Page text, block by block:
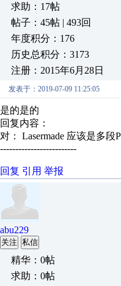
求助：17帖
帖子：45帖 | 493回
年度积分：176
历史总积分：3173
注册：2015年6月28日
发表于：2019-07-09 11:25:05
是的是的
回复内容：
对： Lasermade 应该是多段
-------------------------
回复 引用 举报
abu229
关注 私信
精华：0帖
求助：0帖